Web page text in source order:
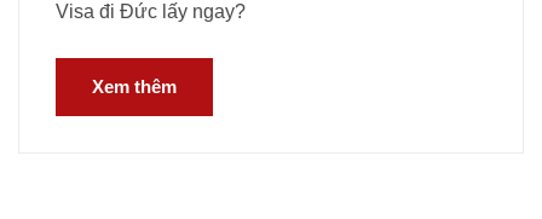
Visa đi Đức lấy ngay?
Xem thêm